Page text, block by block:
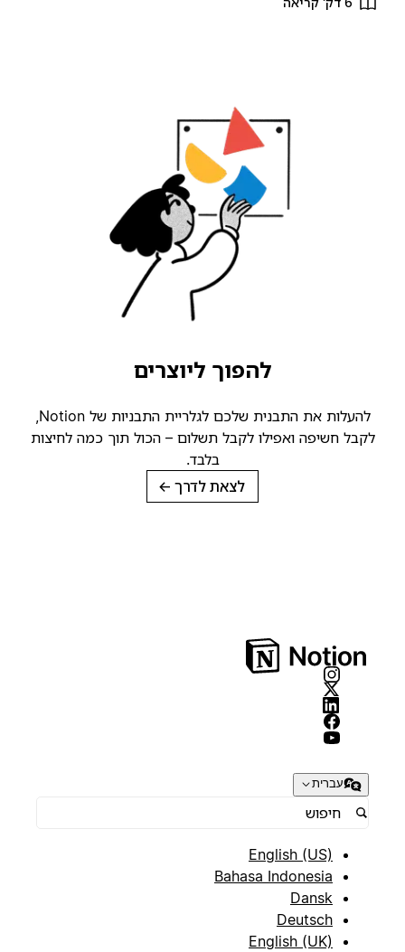
להפוך ליוצרים
להעלות את התבנית שלכם לגלריית התבניות של Notion,
לקבל חשיפה ואפילו לקבל תשלום – הכול תוך כמה לחיצות
בלבד.
לצאת לדרך→
עברית
English (US)
Bahasa Indonesia
Dansk
Deutsch
English (UK)